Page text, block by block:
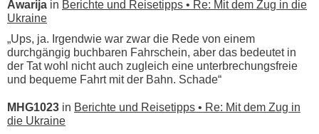
Awarija in Berichte und Reisetipps • Re: Mit dem Zug in die
Ukraine
„Ups, ja. Irgendwie war zwar die Rede von einem
durchgängig buchbaren Fahrschein, aber das bedeutet in
der Tat wohl nicht auch zugleich eine unterbrechungsfreie
und bequeme Fahrt mit der Bahn. Schade“
MHG1023 in Berichte und Reisetipps • Re: Mit dem Zug in
die Ukraine